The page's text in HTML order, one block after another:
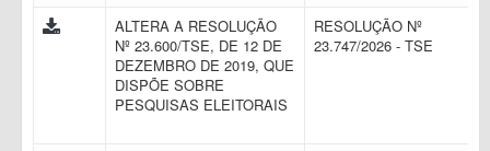
ALTERA A RESOLUÇÃO
Nº 23.600/TSE, DE 12 DE
DEZEMBRO DE 2019, QUE
DISPÕE SOBRE
PESQUISAS ELEITORAIS
RESOLUÇÃO Nº
23.747/2026 - TSE